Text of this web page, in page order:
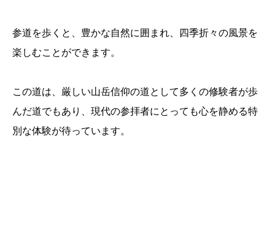
参道を歩くと、豊かな自然に囲まれ、四季折々の風景を
楽しむことができます。
この道は、厳しい山岳信仰の道として多くの修験者が歩
んだ道でもあり、現代の参拝者にとっても心を静める特
別な体験が待っています。